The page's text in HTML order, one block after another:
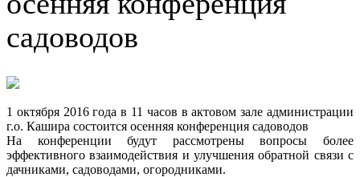
садоводов
1 октября 2016 года в 11 часов в актовом зале администрации
г.о. Кашира состоится осенняя конференция садоводов
На конференции будут рассмотрены вопросы более
эффективного взаимодействия и улучшения обратной связи с
дачниками, садоводами, огородниками.